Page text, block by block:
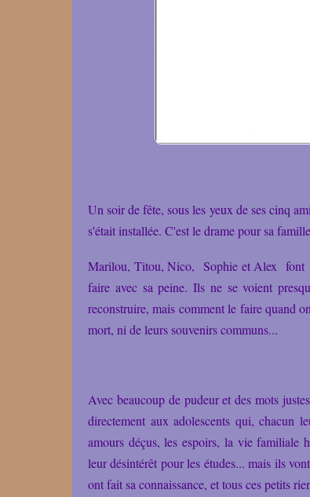
Un soir de fête,sous les yeux de ses cinq
s'était installée. C'est le drame pour sa
Marilou, Titou, Nico, Sophie et Alex font
faire avec sa peine. Ils ne se voient
reconstruire, mais comment le faire quand
mort, ni de leurs souvenirs communs...
Avec beaucoup de pudeur et des mots
directement aux adolescents qui, chacun
amours déçus, les espoirs, la vie familiale
leur désintérêt pour les études... mais ils
ont fait sa connaissance, et tous ces petits